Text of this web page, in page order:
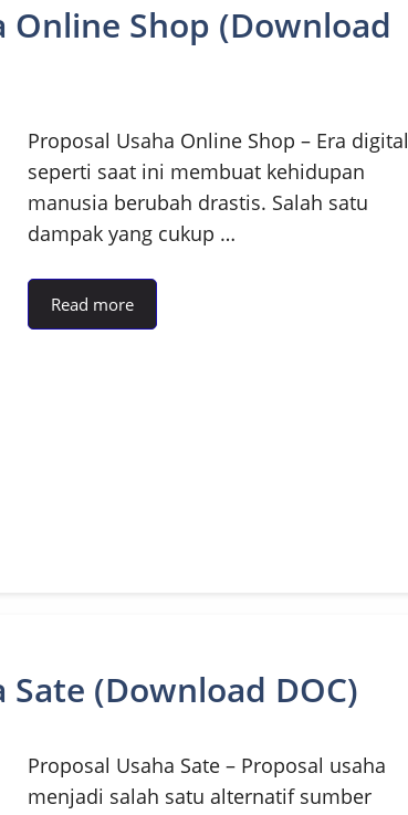
Online Shop (Download
Proposal Usaha Online Shop – Era digital
seperti saat ini membuat kehidupan
manusia berubah drastis. Salah satu
dampak yang cukup …
Read more
(Download DOC)
Proposal Usaha Sate – Proposal usaha
menjadi salah satu alternatif sumber